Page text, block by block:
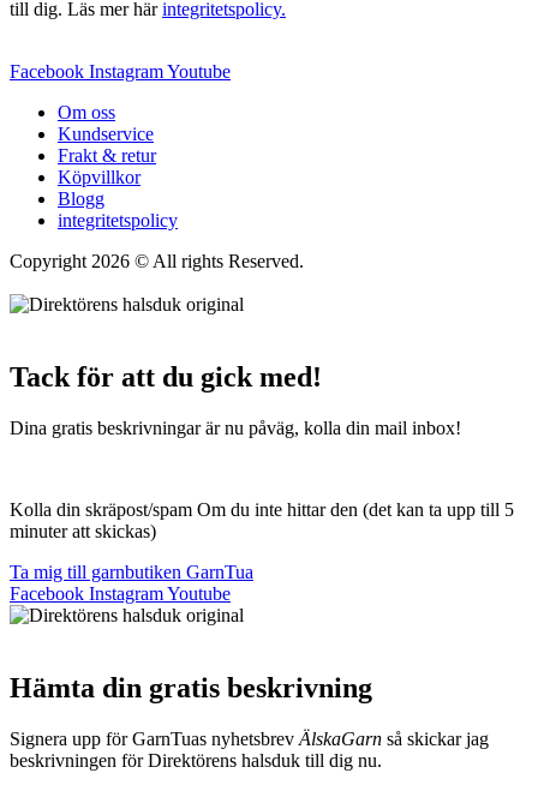
till dig. Läs mer härintegritetspolicy.
Facebook InstagramYoutube
Om oss
Kundservice
Frakt & retur
Köpvillkor
Blogg
integritetspolicy
Copyright 2026 © All rights Reserved.
Tack för att du gick med!
Dina gratis beskrivningar är nu påväg, kolla din mail inbox!
Kolla din skräpost/spam Om du inte hittar den (det kan ta upp till 5
minuter att skickas)
Ta mig till garnbutiken GarnTua
Facebook InstagramYoutube
Hämta din gratis beskrivning
Signera upp för GarnTuas nyhetsbrev ÄlskaGarn så skickar jag
beskrivningen för Direktörens halsduk till dig nu.